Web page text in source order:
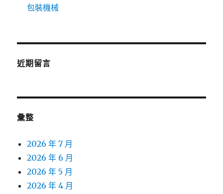
包裝機械
近期留言
彙整
2026 年 7 月
2026 年 6 月
2026 年 5 月
2026 年 4 月